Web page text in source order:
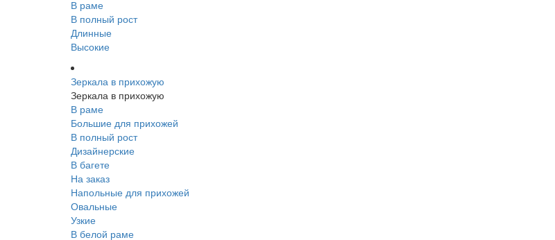
В раме
В полный рост
Длинные
Высокие
Зеркала в прихожую
Зеркала в прихожую
В раме
Большие для прихожей
В полный рост
Дизайнерские
В багете
На заказ
Напольные для прихожей
Овальные
Узкие
В белой раме